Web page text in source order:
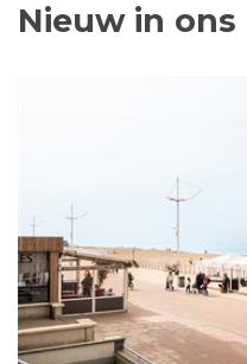
Nieuw in ons